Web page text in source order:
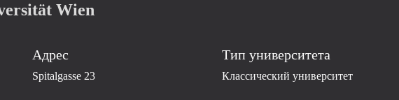
Wien
Адрес
Spitalgasse 23
Тип университета
Классический университет